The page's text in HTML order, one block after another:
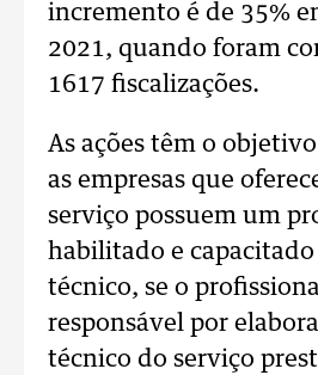
incremento é de 35%
2021, quando foram
1617 fiscalizações.
As ações têm o
as empresas que
serviço possuem um
habilitado e
técnico, se o
responsável por
técnico do serviço